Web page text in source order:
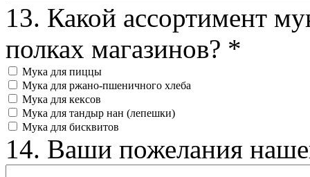
13. Какой ассортимент
полках магазинов? *
Мука для пиццы
Мука для ржано-пшеничного хлеба
Мука для кексов
Мука для тандыр нан (лепешки)
Мука для бисквитов
14. Ваши пожелания